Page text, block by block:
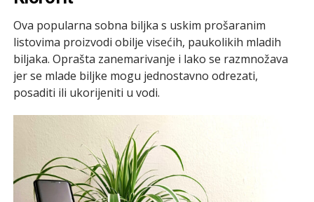
Ova popularna sobna biljka s uskim prošaranim
listovima proizvodi obilje visećih, paukolikih mladih
biljaka. Oprašta zanemarivanje i lako se razmnožava
jer se mlade biljke mogu jednostavno odrezati,
posaditi ili ukorijeniti u vodi.